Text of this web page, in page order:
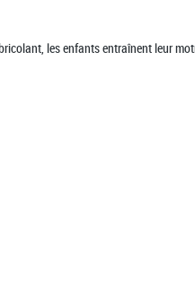
les enfants entraînent leur